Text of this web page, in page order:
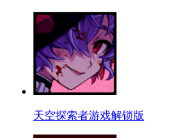
天空探索者游戏解锁版